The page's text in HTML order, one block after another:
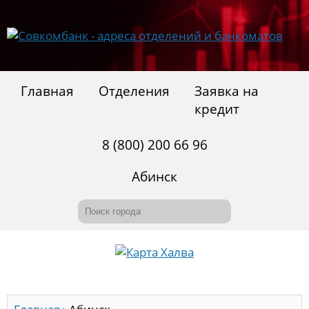
Главная Отделения
Заявка на
кредит
8 (800) 200 66 96
Абинск